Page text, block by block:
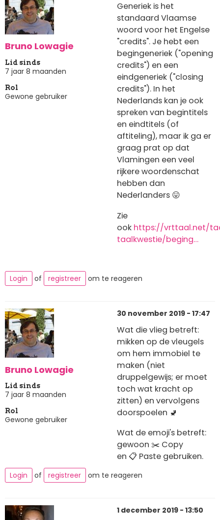
Bruno Lowagie
Lid sinds
7 jaar 8 maanden
Rol
Gewone gebruiker
Generiek is het
standaard Vlaamse
woord voor het Engelse
"credits". Je hebt een
begingeneriek ("opening
credits") en een
eindgeneriek ("closing
credits"). In het
Nederlands kan je ook
spreken van begintitels
en eindtitels (of
aftiteling), maar ik ga er
graag prat op dat
Vlamingen een veel
rijkere woordenschat
hebben dan
Nederlanders 😛
Zie
ook https://vrttaal.net/
taalkwestie/beging…
Login of registreer om te reageren
Bruno Lowagie
Lid sinds
7 jaar 8 maanden
Rol
Gewone gebruiker
30 november 2019 - 17:47
Wat die vlieg betreft:
mikken op de vleugels
om hem immobiel te
maken (niet
druppelgewijs; er moet
toch wat kracht op
zitten) en vervolgens
doorspoelen 🚽
Wat de emoji's betreft:
gewoon ✂️ Copy
en 📋 Paste gebruiken.
Login of registreer om te reageren
1 december 2019 - 13:50